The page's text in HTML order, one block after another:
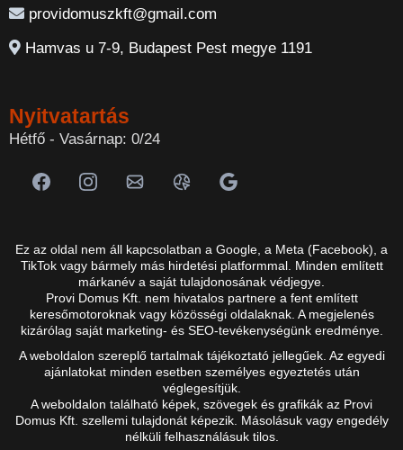
providomuszkft@gmail.com
Hamvas u 7-9, Budapest Pest megye 1191
Nyitvatartás
Hétfő - Vasárnap: 0/24
Ez az oldal nem áll kapcsolatban a Google, a Meta (Facebook), a
TikTok vagy bármely más hirdetési platformmal. Minden említett
márkanév a saját tulajdonosának védjegye.
Provi Domus Kft. nem hivatalos partnere a fent említett
keresőmotoroknak vagy közösségi oldalaknak. A megjelenés
kizárólag saját marketing- és SEO-tevékenységünk eredménye.
A weboldalon szereplő tartalmak tájékoztató jellegűek. Az egyedi
ajánlatokat minden esetben személyes egyeztetés után
véglegesítjük.
A weboldalon található képek, szövegek és grafikák az Provi
Domus Kft. szellemi tulajdonát képezik. Másolásuk vagy engedély
nélküli felhasználásuk tilos.